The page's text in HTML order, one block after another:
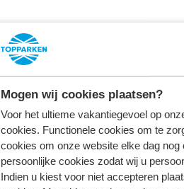
Mogen wij cookies plaatsen?
Voor het ultieme vakantiegevoel op
cookies. Functionele cookies om te
cookies om onze website elke dag
persoonlijke cookies zodat wij u
Indien u kiest voor niet accepteren